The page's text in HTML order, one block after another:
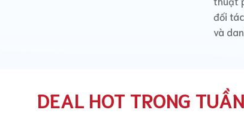
đối
và
DEAL HOT TRONG TUẦN